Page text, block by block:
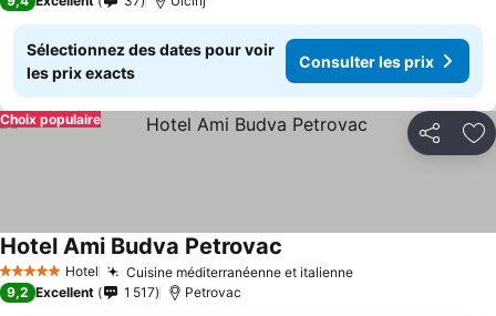
Sélectionnez des dates pour voir
les prix exacts
Consulter les prix
Partager
Choix populaire
5 Étoiles Hotel Cuisine méditerranéenne et italienne
Hotel Ami Budva Petrovac
9,2 Excellent 1 517 Petrovac